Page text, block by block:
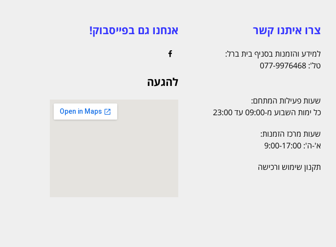
צרו איתנו קשר
למידע והזמנות בסניף בית ברל:
טל': 077-9976468
שעות פעילות המתחם:
כל ימות השבוע מ-09:00 עד 23:00
שעות מרכז הזמנות:
א'-ה': 9:00-17:00
תקנון שימוש ורכישה
אנחנו גם בפייסבוק!
להגעה